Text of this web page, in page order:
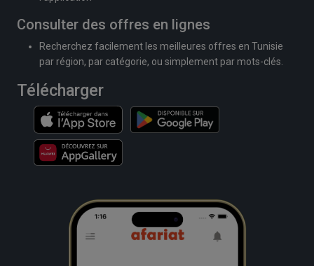
Consulter des offres en lignes
Recherchez facilement les meilleures offres en Tunisie
par région, par catégorie, ou simplement par mots-clés.
Télécharger